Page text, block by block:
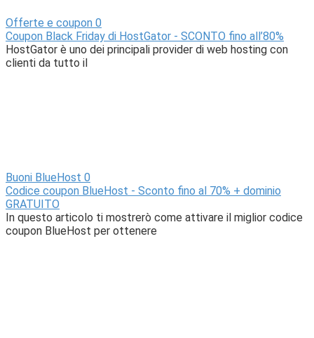
Offerte e coupon 0
Coupon Black Friday di HostGator - SCONTO fino all’80%
HostGator è uno dei principali provider di web hosting con
clienti da tutto il
Buoni BlueHost 0
Codice coupon BlueHost - Sconto fino al 70% + dominio
GRATUITO
In questo articolo ti mostrerò come attivare il miglior codice
coupon BlueHost per ottenere